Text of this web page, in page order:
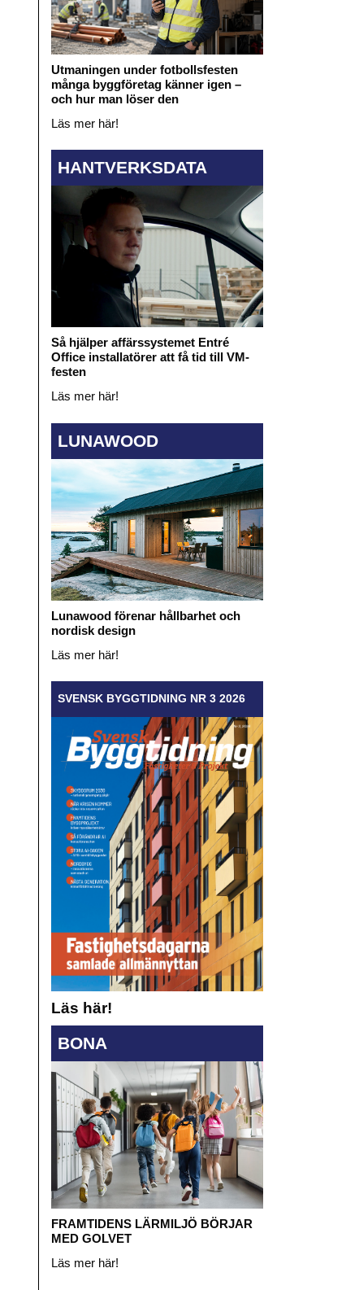
Utmaningen under fotbollsfesten
många byggföretag känner igen –
och hur man löser den
Läs mer här!
HANTVERKSDATA
Så hjälper affärssystemet Entré
Office installatörer att få tid till VM-
festen
Läs mer här!
LUNAWOOD
Lunawood förenar hållbarhet och
nordisk design
Läs mer här!
SVENSK BYGGTIDNING NR 3 2026
Läs här!
BONA
FRAMTIDENS LÄRMILJÖ BÖRJAR
MED GOLVET
Läs mer här!